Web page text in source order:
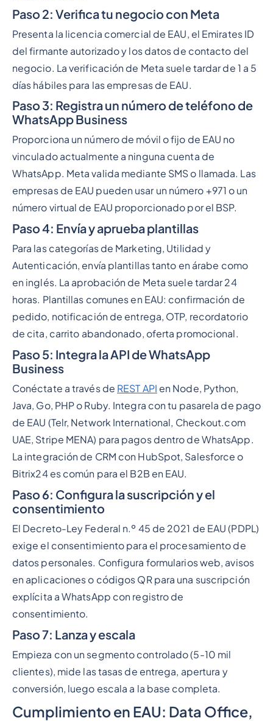
Paso 2: Verifica tu negocio con Meta
Presenta la licencia comercial de EAU, el Emirates ID
del firmante autorizado y los datos de contacto del
negocio. La verificación de Meta suele tardar de 1 a 5
días hábiles para las empresas de EAU.
Paso 3: Registra un número de teléfono de
WhatsApp Business
Proporciona un número de móvil o fijo de EAU no
vinculado actualmente a ninguna cuenta de
WhatsApp. Meta valida mediante SMS o llamada. Las
empresas de EAU pueden usar un número +971 o un
número virtual de EAU proporcionado por el BSP.
Paso 4: Envía y aprueba plantillas
Para las categorías de Marketing, Utilidad y
Autenticación, envía plantillas tanto en árabe como
en inglés. La aprobación de Meta suele tardar 24
horas. Plantillas comunes en EAU: confirmación de
pedido, notificación de entrega, OTP, recordatorio
de cita, carrito abandonado, oferta promocional.
Paso 5: Integra la API de WhatsApp
Business
Conéctate a través de REST API en Node, Python,
Java, Go, PHP o Ruby. Integra con tu pasarela de pago
de EAU (Telr, Network International, Checkout.com
UAE, Stripe MENA) para pagos dentro de WhatsApp.
La integración de CRM con HubSpot, Salesforce o
Bitrix24 es común para el B2B en EAU.
Paso 6: Configura la suscripción y el
consentimiento
El Decreto-Ley Federal n.º 45 de 2021 de EAU (PDPL)
exige el consentimiento para el procesamiento de
datos personales. Configura formularios web, avisos
en aplicaciones o códigos QR para una suscripción
explícita a WhatsApp con registro de
consentimiento.
Paso 7: Lanza y escala
Empieza con un segmento controlado (5-10 mil
clientes), mide las tasas de entrega, apertura y
conversión, luego escala a la base completa.
Cumplimiento en EAU: Data Office,